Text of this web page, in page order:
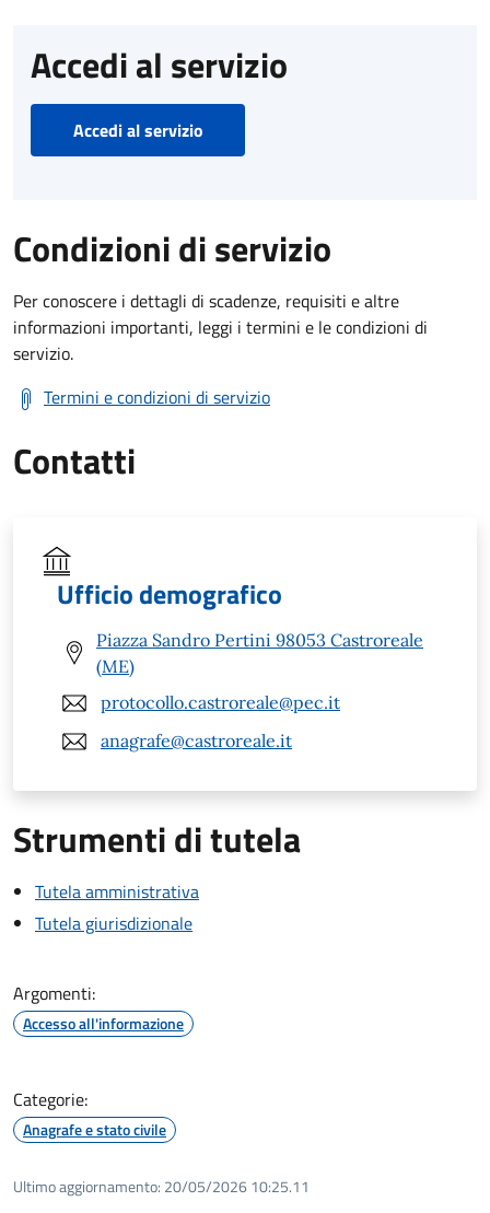
Accedi al servizio
Accedi al servizio
Condizioni di servizio
Per conoscere i dettagli di scadenze, requisiti e altre
informazioni importanti, leggi i termini e le condizioni di
servizio.
Termini e condizioni di servizio
Contatti
Ufficio demografico
Piazza Sandro Pertini 98053 Castroreale
(ME)
protocollo.castroreale@pec.it
anagrafe@castroreale.it
Strumenti di tutela
Tutela amministrativa
Tutela giurisdizionale
Argomenti:
Accesso all'informazione
Categorie:
Anagrafe e stato civile
Ultimo aggiornamento: 20/05/2026 10:25.11